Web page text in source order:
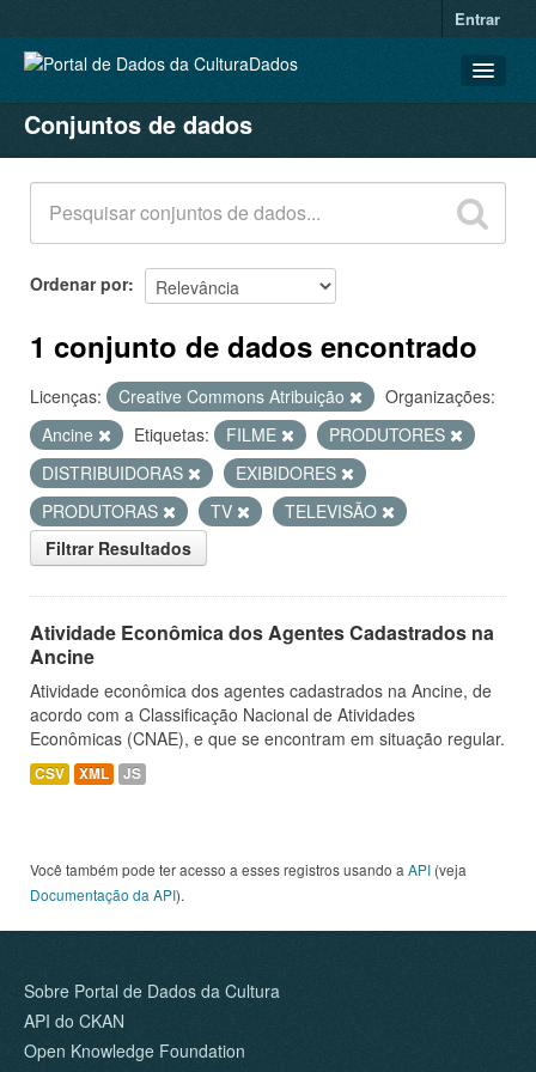
Entrar
CONJUNTOS DE DADOS
ORGANIZAÇÕES
GRUPOS
SOBRE
Conjuntos de dados
Ordenar por
1 conjunto de dados encontrado
Licenças: Creative Commons Atribuição
Organizações:
Ancine
Etiquetas: FILME
PRODUTORES
DISTRIBUIDORAS
EXIBIDORES
PRODUTORAS
TV
TELEVISÃO
Filtrar Resultados
Atividade Econômica dos Agentes Cadastrados na
Ancine
Atividade econômica dos agentes cadastrados na Ancine, de
acordo com a Classificação Nacional de Atividades
Econômicas (CNAE), e que se encontram em situação regular.
CSV XML JS
Você também pode ter acesso a esses registros usando a API (veja
Documentação da API).
Sobre Portal de Dados da Cultura
API do CKAN
Open Knowledge Foundation